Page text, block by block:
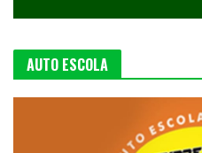
AUTO ESCOLA